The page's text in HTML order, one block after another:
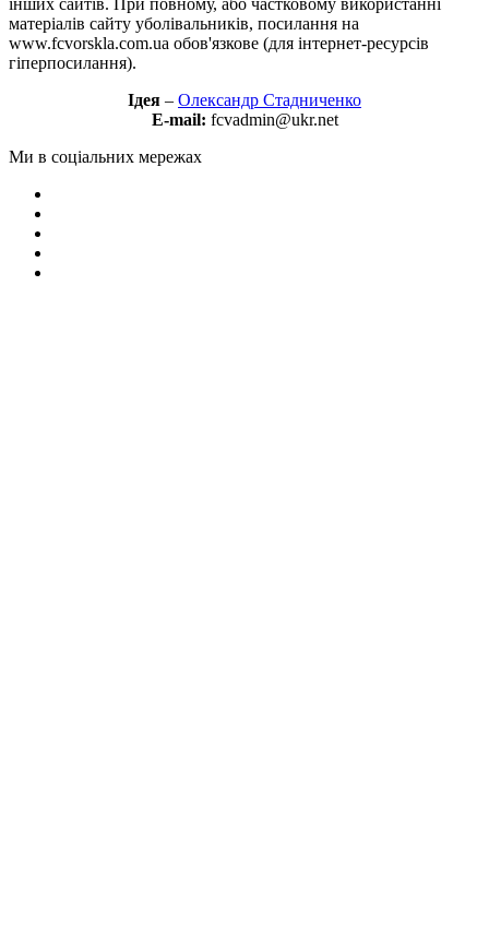
інших сайтів. При повному, або частковому використанні
матеріалів сайту уболівальників, посилання на
www.fcvorskla.com.ua обов'язкове (для інтернет-ресурсів
гіперпосилання).
Ідея – Олександр Стадниченко
E-mail: fcvadmin@ukr.net
Ми в соціальних мережах